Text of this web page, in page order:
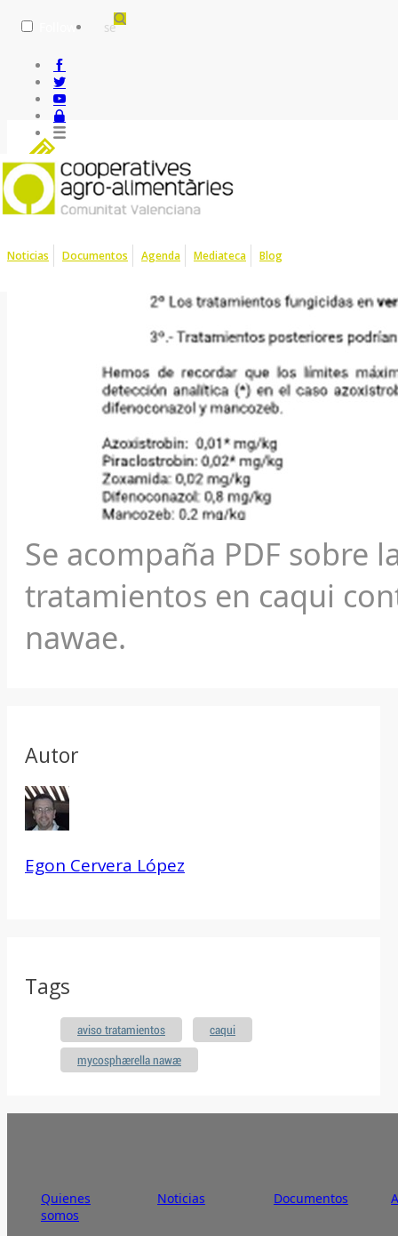
Noticias Documentos Agenda Mediateca Blog
Caqui, fin de
Se acompaña PDF sobre
tratamientos en caqui
nawae.
Autor
Egon Cervera López
Tags
aviso tratamientos caqui
mycosphaerella nawae
Quienes
somos
Noticias Documentos